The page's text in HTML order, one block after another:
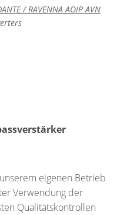
/ RAVENNA AOIP AVN
eigenen Betrieb
Verwendung der
Qualitätskontrollen